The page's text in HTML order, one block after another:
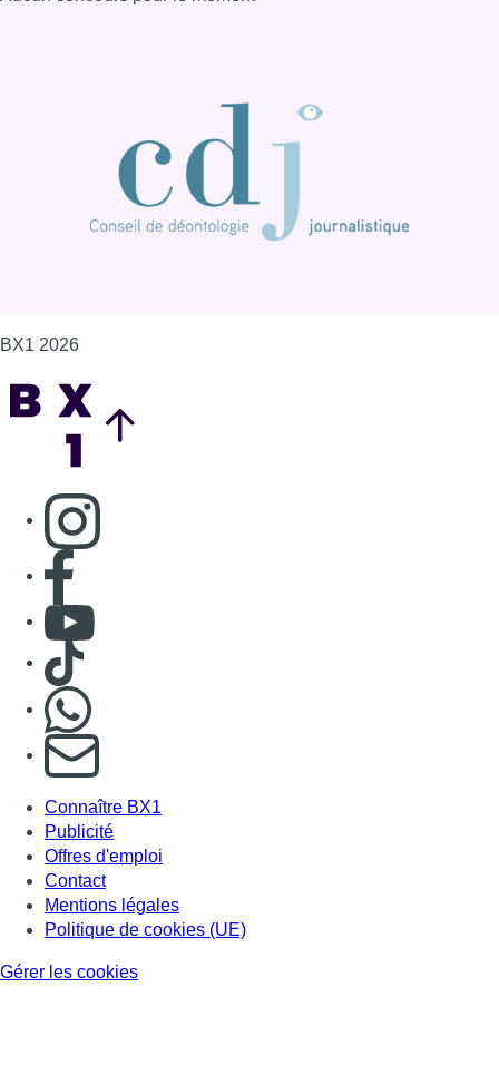
Consulter page Instagram
S'abonner à notre newsletter
Connaître BX1
Publicité
Offres d'emploi
Contact
Mentions légales
Politique de cookies (UE)
Gérer les cookies